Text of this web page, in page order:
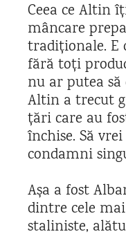
Ceea ce Altin
mâncare
tradiționale. E
fără toți
nu ar putea
Altin a trecut
țări care au
închise. Să
condamni
Așa a fost
dintre cele
staliniste,